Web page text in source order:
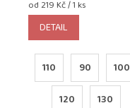
Měrná
cena:
od 219 Kč / 1 ks
DETAIL
110 90 100
120 130